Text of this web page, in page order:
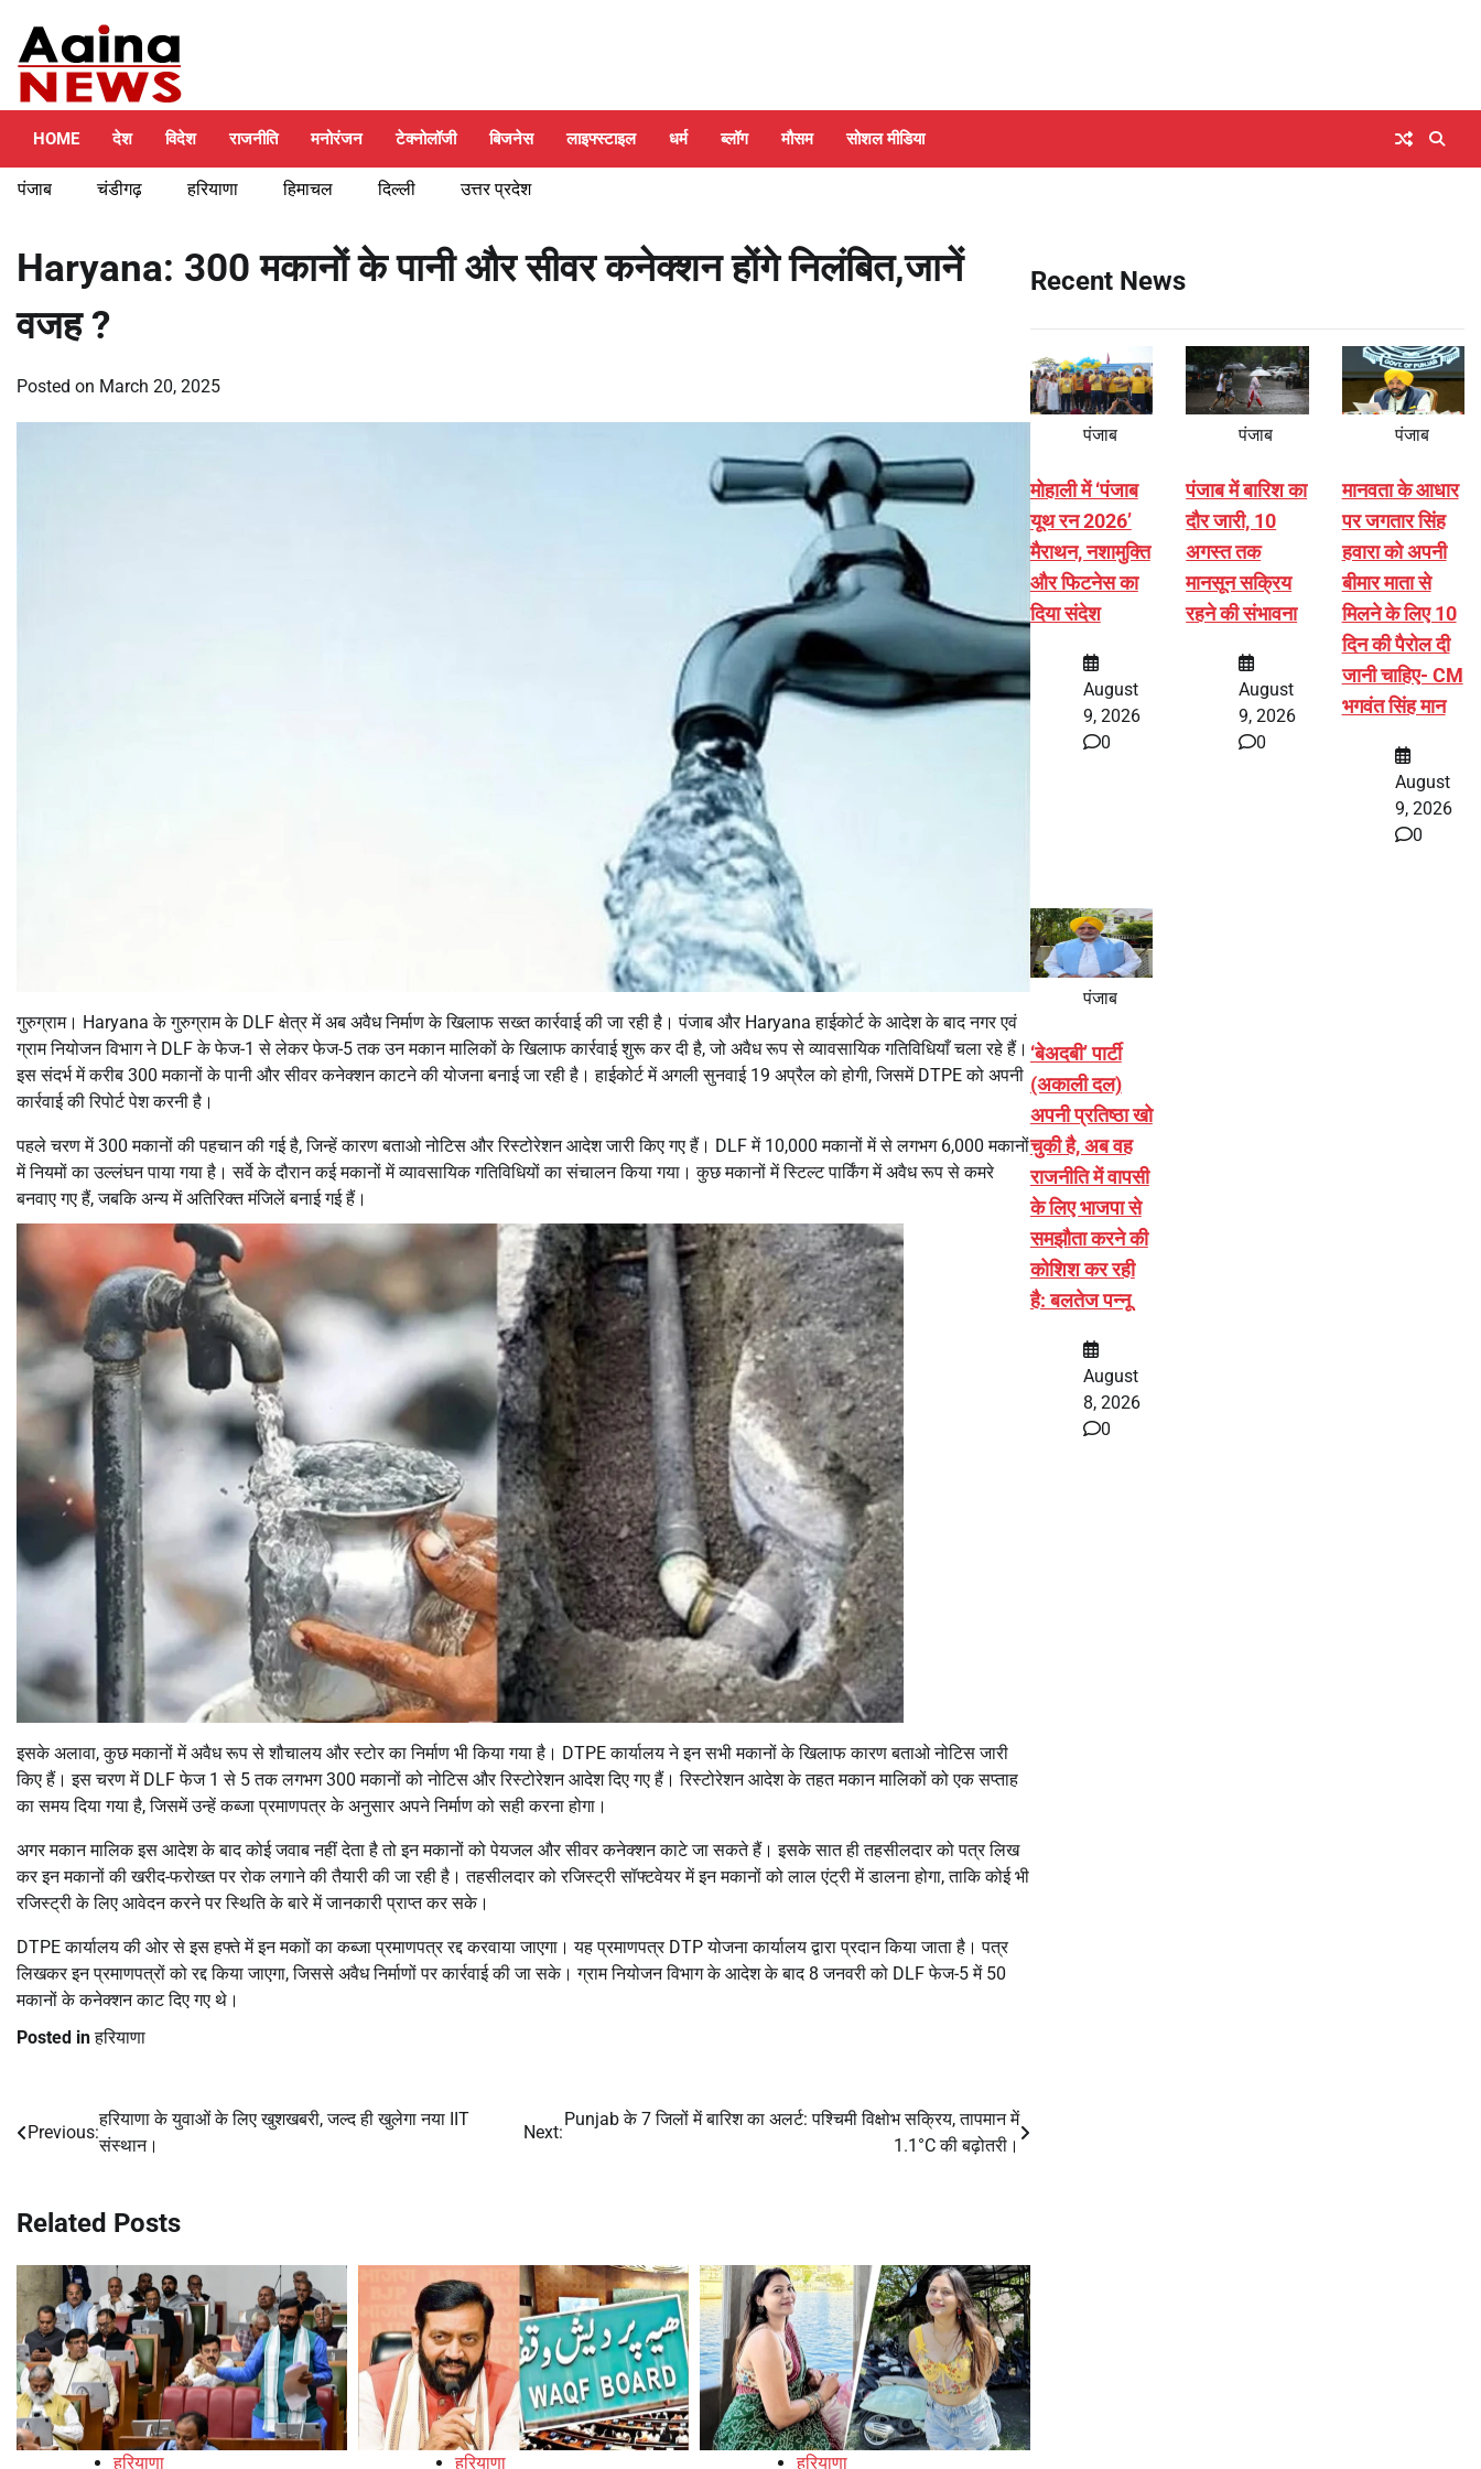
content
HOME देश विदेश राजनीति मनोरंजन टेक्नोलॉजी बिजनेस लाइफ्स्टाइल धर्म ब्लॉग मौसम सोशल मीडिया
पंजाब चंडीगढ़ हरियाणा हिमाचल दिल्ली उत्तर प्रदेश
Haryana: 300 मकानों के पानी और सीवर कनेक्शन होंगे निलंबित,जानें
वजह ?
Posted on March 20, 2025
गुरुग्राम। Haryana के गुरुग्राम के DLF क्षेत्र में अब अवैध निर्माण के खिलाफ सख्त कार्रवाई की जा रही है। पंजाब और Haryana हाईकोर्ट के आदेश के बाद नगर एवं
ग्राम नियोजन विभाग ने DLF के फेज-1 से लेकर फेज-5 तक उन मकान मालिकों के खिलाफ कार्रवाई शुरू कर दी है, जो अवैध रूप से व्यावसायिक गतिविधियाँ चला रहे हैं।
इस संदर्भ में करीब 300 मकानों के पानी और सीवर कनेक्शन काटने की योजना बनाई जा रही है। हाईकोर्ट में अगली सुनवाई 19 अप्रैल को होगी, जिसमें DTPE को अपनी
कार्रवाई की रिपोर्ट पेश करनी है।
पहले चरण में 300 मकानों की पहचान की गई है, जिन्हें कारण बताओ नोटिस और रिस्टोरेशन आदेश जारी किए गए हैं। DLF में 10,000 मकानों में से लगभग 6,000 मकानों
में नियमों का उल्लंघन पाया गया है। सर्वे के दौरान कई मकानों में व्यावसायिक गतिविधियों का संचालन किया गया। कुछ मकानों में स्टिल्ट पार्किंग में अवैध रूप से कमरे
बनवाए गए हैं, जबकि अन्य में अतिरिक्त मंजिलें बनाई गई हैं।
इसके अलावा, कुछ मकानों में अवैध रूप से शौचालय और स्टोर का निर्माण भी किया गया है। DTPE कार्यालय ने इन सभी मकानों के खिलाफ कारण बताओ नोटिस जारी
किए हैं। इस चरण में DLF फेज 1 से 5 तक लगभग 300 मकानों को नोटिस और रिस्टोरेशन आदेश दिए गए हैं। रिस्टोरेशन आदेश के तहत मकान मालिकों को एक सप्ताह
का समय दिया गया है, जिसमें उन्हें कब्जा प्रमाणपत्र के अनुसार अपने निर्माण को सही करना होगा।
अगर मकान मालिक इस आदेश के बाद कोई जवाब नहीं देता है तो इन मकानों को पेयजल और सीवर कनेक्शन काटे जा सकते हैं। इसके सात ही तहसीलदार को पत्र लिख
कर इन मकानों की खरीद-फरोख्त पर रोक लगाने की तैयारी की जा रही है। तहसीलदार को रजिस्ट्री सॉफ्टवेयर में इन मकानों को लाल एंट्री में डालना होगा, ताकि कोई भी
रजिस्ट्री के लिए आवेदन करने पर स्थिति के बारे में जानकारी प्राप्त कर सके।
DTPE कार्यालय की ओर से इस हफ्ते में इन मकाों का कब्जा प्रमाणपत्र रद्द करवाया जाएगा। यह प्रमाणपत्र DTP योजना कार्यालय द्वारा प्रदान किया जाता है। पत्र
लिखकर इन प्रमाणपत्रों को रद्द किया जाएगा, जिससे अवैध निर्माणों पर कार्रवाई की जा सके। ग्राम नियोजन विभाग के आदेश के बाद 8 जनवरी को DLF फेज-5 में 50
मकानों के कनेक्शन काट दिए गए थे।
Posted inहरियाणा
Post
Previous:
हरियाणा के युवाओं के लिए खुशखबरी, जल्द ही खुलेगा नया IIT
संस्थान।
Next:
Punjab के 7 जिलों में बारिश का अलर्ट: पश्चिमी विक्षोभ सक्रिय, तापमान में
1.1°C की बढ़ोतरी।
Related Posts
हरियाणा हरियाणा हरियाणा
Recent News
पंजाब
मोहाली में ‘पंजाब
यूथ रन 2026’
मैराथन, नशामुक्ति
और फिटनेस का
दिया संदेश
August
9, 2026
0
पंजाब
पंजाब में बारिश का
दौर जारी, 10
अगस्त तक
मानसून सक्रिय
रहने की संभावना
August
9, 2026
0
पंजाब
मानवता के आधार
पर जगतार सिंह
हवारा को अपनी
बीमार माता से
मिलने के लिए 10
दिन की पैरोल दी
जानी चाहिए- CM
भगवंत सिंह मान
August
9, 2026
0
पंजाब
‘बेअदबी’ पार्टी
(अकाली दल)
अपनी प्रतिष्ठा खो
चुकी है, अब वह
राजनीति में वापसी
के लिए भाजपा से
समझौता करने की
कोशिश कर रही
है: बलतेज पन्नू
August
8, 2026
0